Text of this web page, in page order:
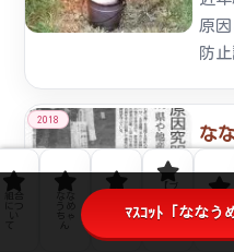
咲
原
防
が
ル
チ
た
を
2018
な
悩
な
去４
ﾊﾞｼｰ
ﾎﾟﾘｼ
グ】
なな
い合
わせ
ﾏｽｺｯﾄ「ななう